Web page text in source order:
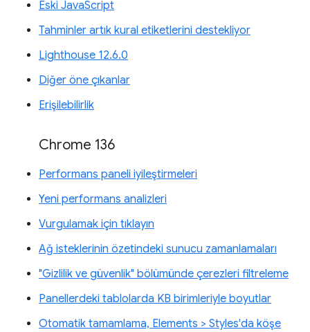
Eski JavaScript
Tahminler artık kural etiketlerini destekliyor
Lighthouse 12.6.0
Diğer öne çıkanlar
Erişilebilirlik
Chrome 136
Performans paneli iyileştirmeleri
Yeni performans analizleri
Vurgulamak için tıklayın
Ağ isteklerinin özetindeki sunucu zamanlamaları
"Gizlilik ve güvenlik" bölümünde çerezleri filtreleme
Panellerdeki tablolarda KB birimleriyle boyutlar
Otomatik tamamlama, Elements > Styles'da köşe